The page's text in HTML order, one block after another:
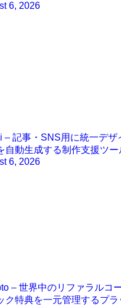
6, 2026
– 記事・SNS用に統一デザ
自動生成する制作支援ツー
6, 2026
– 世界中のリファラルコ
ク特典を一元管理するプ